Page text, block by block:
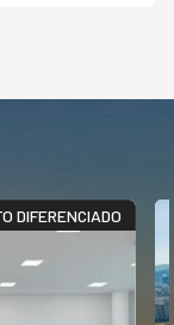
DIFERENCIADO